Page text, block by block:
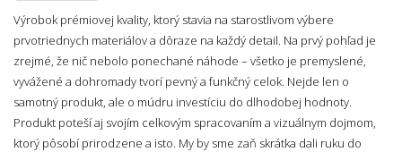
Výrobok prémiovej kvality, ktorý stavia na starostlivom výbere
prvotriednych materiálov a dôraze na každý detail. Na prvý pohľad je
zrejmé, že nič nebolo ponechané náhode – všetko je premyslené,
vyvážené a dohromady tvorí pevný a funkčný celok. Nejde len o
samotný produkt, ale o múdru investíciu do dlhodobej hodnoty.
Produkt poteší aj svojím celkovým spracovaním a vizuálnym dojmom,
ktorý pôsobí prirodzene a isto. My by sme zaň skrátka dali ruku do